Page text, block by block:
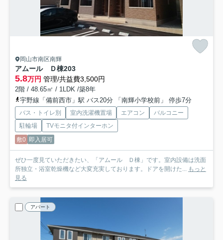
岡山市南区南輝
アムール Ｄ棟203
5.8万円 管理/共益費3,500円
2階 / 48.65㎡ / 1LDK /築8年
宇野線「備前西市」駅 バス20分 「南輝小学校前」 停歩7分
バス・トイレ別 室内洗濯機置場 エアコン
バルコニー
駐輪場
TVモニタ付インターホン
敷0 即入居可
ぜひ一度見ていただきたい、「アムール Ｄ棟」です。室内設備は洗面
所独立・浴室乾燥機など大変充実しております。ドアを開けた... もっと
見る
アパート